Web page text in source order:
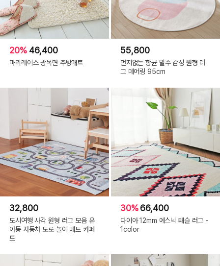
20% 46,400
마리레이스 광목면 주방매트
55,800
먼지없는 항균 발수 감성 원형 러
그 데어링 95cm
32,800
도시여행 사각 원형 러그 모음 유
아동 자동차 도로 놀이 매트 카페
트
30%66,400
다이아 12mm 에스닉 태슬 러그 -
1color